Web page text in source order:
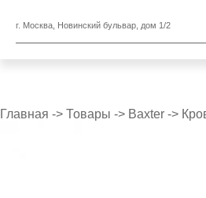
г. Москва, Новинский бульвар, дом 1/2
Главная -> Товары -> Baxter ->